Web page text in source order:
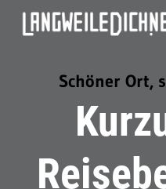
Schöner Ort,